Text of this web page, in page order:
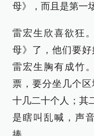
母》，而且是第一
雷宏生欣喜欲狂
母》了，他们要好
雷宏生胸有成竹
票，要分坐几个
十几二十个人；其
是瞎叫乱喊，声